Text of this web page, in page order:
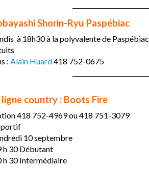
Shorin-Ryu Paspébiac
à 18h30 à la polyvalente de Paspébiac
: Alain Huard418 752-0675
ligne country : Boots Fire
418 752-4969 ou 418 751-3079
10 septembre
h 30 Débutant
h 30 Intermédiaire